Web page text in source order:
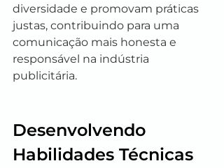
diversidade e promovam práticas
justas, contribuindo para uma
comunicação mais honesta e
responsável na indústria
publicitária.
Desenvolvendo
Habilidades Técnicas